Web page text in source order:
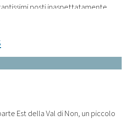
posti inaspettatamente
Montanina a Malosco è immerso
intorno decide
Est della Val di Non, un piccolo